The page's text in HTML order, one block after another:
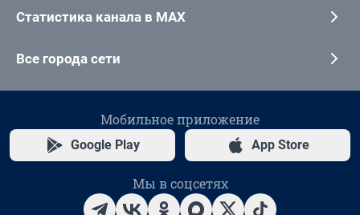
Статистика канала в MAX
Все города сети
Мобильное приложение
Google Play App Store
Мы в соцсетях